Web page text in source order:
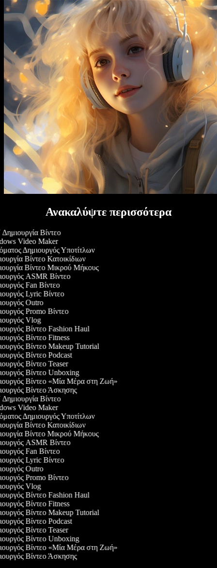
Ανακαλύψτε περισσότερα
Βίντεο
Video Maker
Δημιουργός Υποτίτλων
Βίντεο Κατοικίδιων
Βίντεο Μικρού Μήκους
ASMR Βίντεο
Fan Βίντεο
Lyric Βίντεο
Outro
Promo Βίντεο
Vlog
Βίντεο Fashion Haul
Βίντεο Fitness
Βίντεο Makeup Tutorial
Βίντεο Podcast
Βίντεο Teaser
Βίντεο Unboxing
Βίντεο «Μία Μέρα στη Ζωή»
Βίντεο Άσκησης
Βίντεο
Video Maker
Δημιουργός Υποτίτλων
Βίντεο Κατοικίδιων
Βίντεο Μικρού Μήκους
ASMR Βίντεο
Fan Βίντεο
Lyric Βίντεο
Outro
Promo Βίντεο
Vlog
Βίντεο Fashion Haul
Βίντεο Fitness
Βίντεο Makeup Tutorial
Βίντεο Podcast
Βίντεο Teaser
Βίντεο Unboxing
Βίντεο «Μία Μέρα στη Ζωή»
Βίντεο Άσκησης